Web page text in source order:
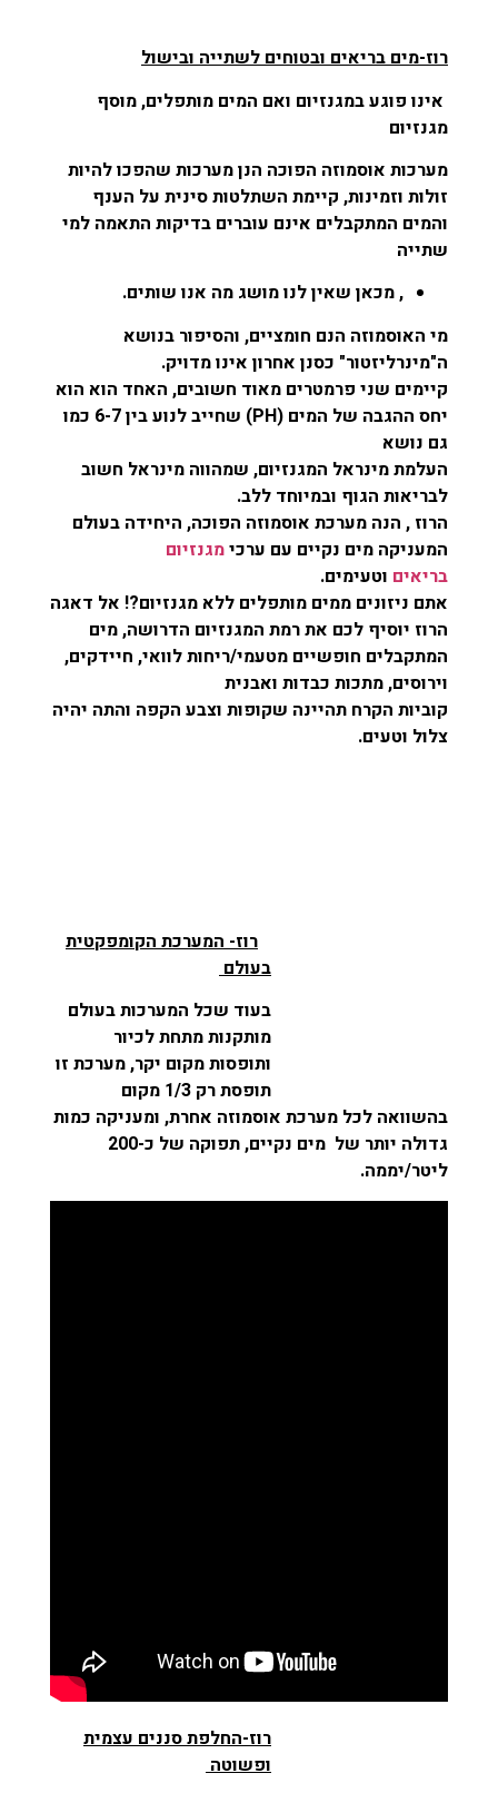
רוז-מים בריאים ובטוחים לשתייה ובישול
אינו פוגע במגנזיום ואם המים מותפלים, מוסף
מגנזיום
מערכות אוסמוזה הפוכה הנן מערכות שהפכו להיות
זולות וזמינות, קיימת השתלטות סינית על הענף
והמים המתקבלים אינם עוברים בדיקות התאמה למי
שתייה
, מכאן שאין לנו מושג מה אנו שותים.
מי האוסמוזה הנם חומציים, והסיפור בנושא
ה"מינרליזטור" כסנן אחרון אינו מדויק.
קיימים שני פרמטרים מאוד חשובים, האחד הוא הוא
יחס ההגבה של המים (PH) שחייב לנוע בין 6-7 כמו
גם נושא
העלמת מינראל המגנזיום, שמהווה מינראל חשוב
לבריאות הגוף ובמיוחד ללב.
הרוז , הנה מערכת אוסמוזה הפוכה, היחידה בעולם
המעניקה מים נקיים עם ערכימגנזיום
בריאים וטעימים.
אתם ניזונים ממים מותפלים ללא מגנזיום?! אל דאגה
הרוז יוסיף לכם את רמת המגנזיום הדרושה, מים
המתקבלים חופשיים מטעמי/ריחות לוואי, חיידקים,
וירוסים, מתכות כבדות ואבנית
קוביות הקרח תהיינה שקופות וצבע הקפה והתה יהיה
צלול וטעים.
רוז- המערכת הקומפקטית
בעולם
בעוד שכל המערכות בעולם
מותקנות מתחת לכיור
ותופסות מקום יקר, מערכת זו
תופסת רק 1/3 מקום
בהשוואה לכל מערכת אוסמוזה אחרת, ומעניקה כמות
גדולה יותר של מים נקיים, תפוקה של כ-200
ליטר/יממה.
רוז-החלפת סננים עצמית
ופשוטה